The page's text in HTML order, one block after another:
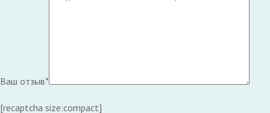
Ваш отзыв*
[recaptcha size:compact]